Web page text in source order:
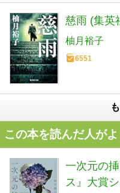
慈雨 (集英
柚月裕子
6551
この本を読んだ人が
一次元の
ス』大賞